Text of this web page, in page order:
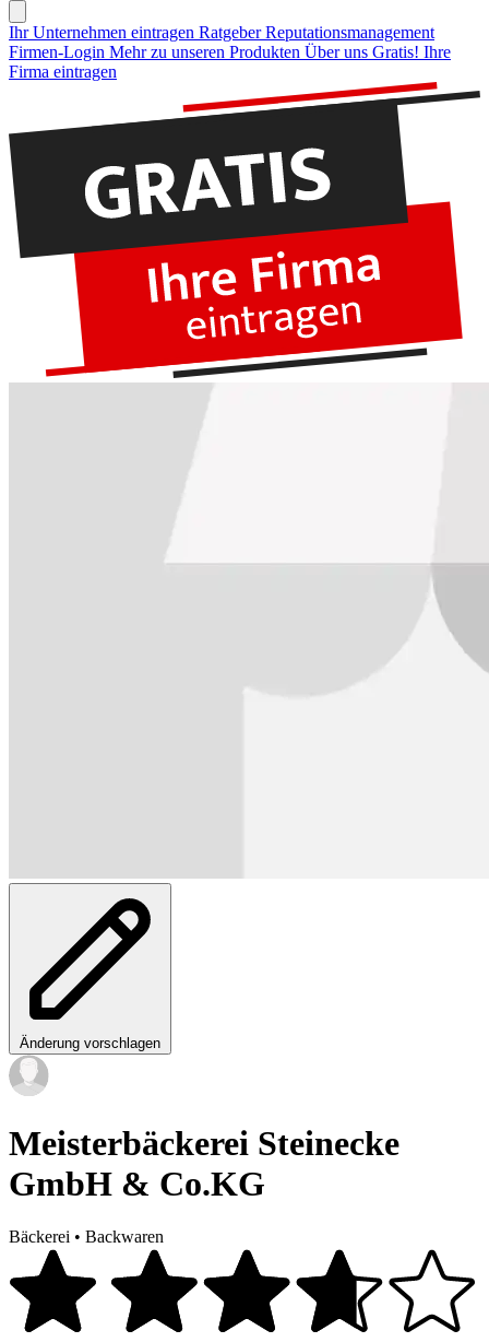
Ihr Unternehmen eintragen Ratgeber Reputationsmanagement
Firmen-Login Mehr zu unseren Produkten Über uns Gratis! Ihre
Firma eintragen
Änderung vorschlagen
Meisterbäckerei Steinecke
GmbH & Co.KG
Bäckerei • Backwaren